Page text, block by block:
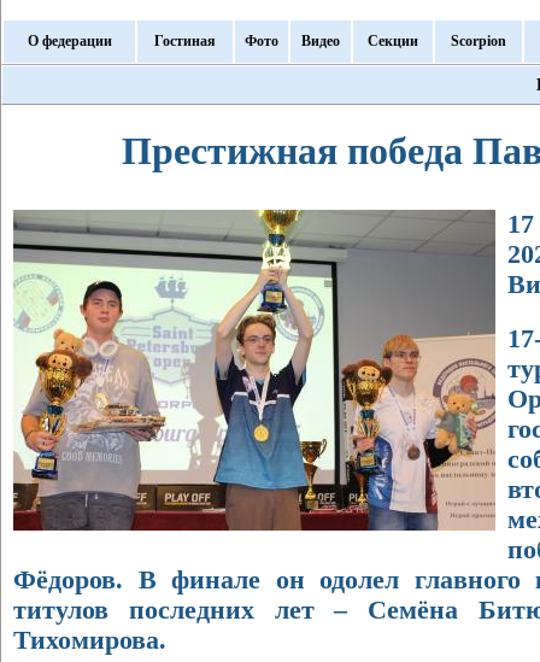
О федерации Гостиная Фото Видео Секции Scorpion
Престижная победа
Фёдоров. В финале он одолел главного
титулов последних лет – Семёна
Тихомирова.